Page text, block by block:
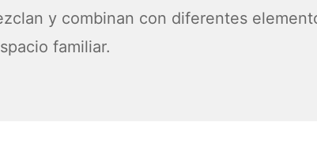
y combinan con diferentes
familiar.